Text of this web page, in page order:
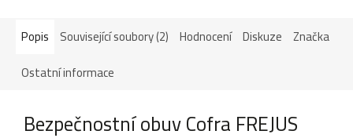
Popis Související soubory (2) Hodnocení Diskuze Značka
Ostatní informace
Bezpečnostní obuv Cofra FREJUS